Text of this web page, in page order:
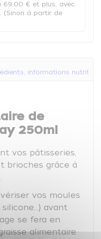
69,00 € et plus, avec
(Sinon à partir de
informations
de
250ml
vos pâtisseries,
brioches grâce à
vos moules
avant
se fera en
alimentaire